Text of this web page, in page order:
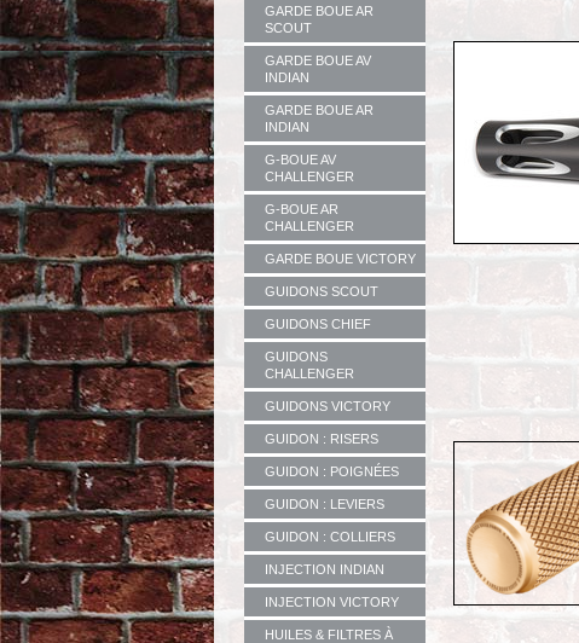
GARDE BOUE AR
SCOUT
GARDE BOUE AV
INDIAN
GARDE BOUE AR
INDIAN
G-BOUE AV
CHALLENGER
G-BOUE AR
CHALLENGER
GARDE BOUE VICTORY
GUIDONS SCOUT
GUIDONS CHIEF
GUIDONS
CHALLENGER
GUIDONS VICTORY
GUIDON : RISERS
GUIDON : POIGNÉES
GUIDON : LEVIERS
GUIDON : COLLIERS
INJECTION INDIAN
INJECTION VICTORY
HUILES & FILTRES À